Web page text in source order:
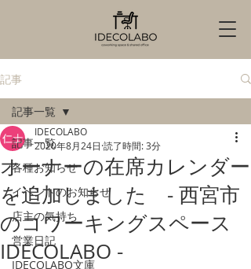
記事
記事一覧
各種お知らせ
イベントのお知らせ
店主の気持ち
営業日記
IDECOLABO文庫
記事一覧
オーナーの在席カレンダー
を追加しました - 西宮市
のコワーキングスペース
IDECOLABO -
IDECOLABO
2020年8月24日 読了時間: 3分